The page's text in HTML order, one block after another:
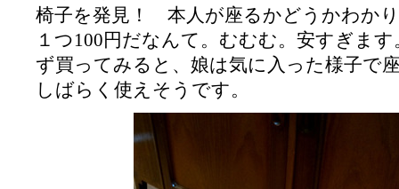
椅子を発見！ 本人が座るかどうかわか
１つ100円だなんて。むむむ。安すぎま
ず買ってみると、娘は気に入った様子で
しばらく使えそうです。